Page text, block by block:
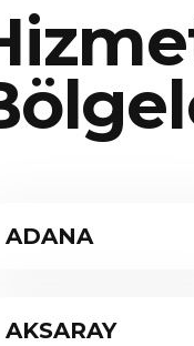
ADANA
AKSARAY